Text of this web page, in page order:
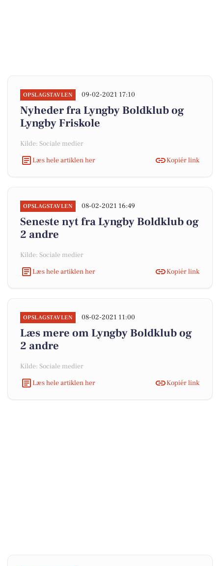
OPSLAGSTAVLEN 09-02-2021 17:10
Nyheder fra Lyngby Boldklub og
Lyngby Friskole
Kilde: Sociale medier
Læs hele artiklen her
Kopiér link
OPSLAGSTAVLEN 08-02-2021 16:49
Seneste nyt fra Lyngby Boldklub og
2 andre
Kilde: Sociale medier
Læs hele artiklen her
Kopiér link
OPSLAGSTAVLEN 08-02-2021 11:00
Læs mere om Lyngby Boldklub og
2 andre
Kilde: Sociale medier
Læs hele artiklen her
Kopiér link